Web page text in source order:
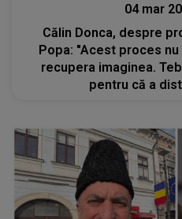
04 mar
Călin Donca, despre
Popa: "Acest proces
recupera imaginea.
pentru că a